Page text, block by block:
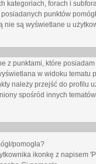
kategoriach, forach i
punktów
nie są wyświetlane u
z punktami, które
w widoku
należy przejść do
spośród innych
pomogła?
ikonkę z napisem